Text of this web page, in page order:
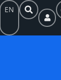
EN